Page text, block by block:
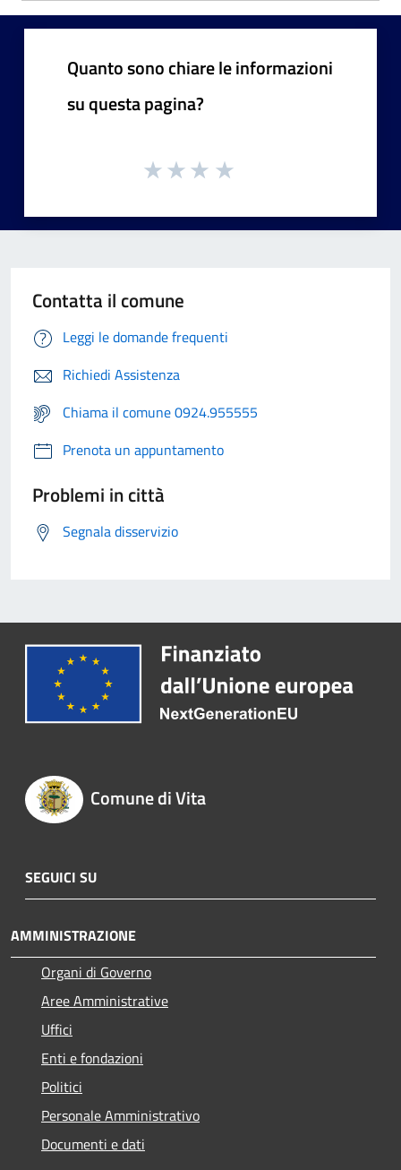
Quanto sono chiare le informazioni
su questa pagina?
Contatta il comune
Leggi le domande frequenti
Richiedi Assistenza
Chiama il comune 0924.955555
Prenota un appuntamento
Problemi in città
Segnala disservizio
Comune di Vita
SEGUICI SU
AMMINISTRAZIONE
Organi di Governo
Aree Amministrative
Uffici
Enti e fondazioni
Politici
Personale Amministrativo
Documenti e dati